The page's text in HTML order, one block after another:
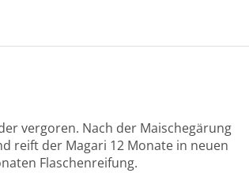
vergoren. Nach der Maischegärung
reift der Magari 12 Monate in neuen
Flaschenreifung.